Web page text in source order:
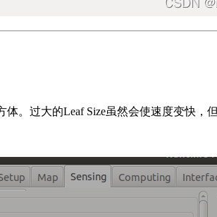
体。过大的Leaf Size虽然会使速度变快